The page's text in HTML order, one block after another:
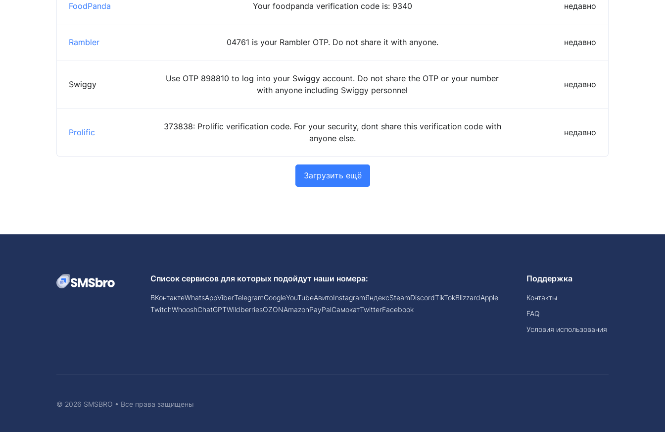
FoodPanda Your foodpanda verification code is: 9340 недавно
Rambler 04761 is your Rambler OTP. Do not share it with anyone. недавно
Swiggy
Use OTP 898810 to log into your Swiggy account. Do not share the OTP or your number
with anyone including Swiggy personnel
недавно
Prolific
373838: Prolific verification code. For your security, dont share this verification code with
anyone else.
недавно
Загрузить ещё
Список сервисов для которых подойдут наши номера:
ВКонтактеWhatsAppViberTelegramGoogleYouTubeАвитоInstagramЯндексSteamDiscordTikTokBlizzardApple
TwitchWhooshChatGPTWildberriesOZONAmazonPayPalСамокатTwitterFacebook
Поддержка
Контакты
FAQ
Условия использования
© 2026 SMSBRO • Все права защищены